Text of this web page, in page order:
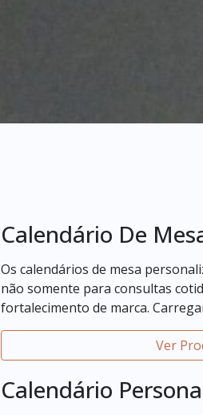
Calendário De
Os calendários de mesa
não somente para consultas
fortalecimento de marca.
de que, além do calendário
Ver
Calendário